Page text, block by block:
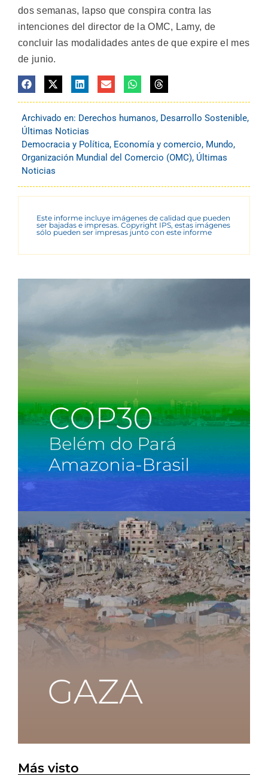
dos semanas, lapso que conspira contra las
intenciones del director de la OMC, Lamy, de
concluir las modalidades antes de que expire el mes
de junio.
Archivado en: Derechos humanos, Desarrollo Sostenible,
Últimas Noticias
Democracia y Política, Economía y comercio, Mundo,
Organización Mundial del Comercio (OMC), Últimas
Noticias
Este informe incluye imágenes de calidad que pueden
ser bajadas e impresas. Copyright IPS, estas imágenes
sólo pueden ser impresas junto con este informe
Más visto